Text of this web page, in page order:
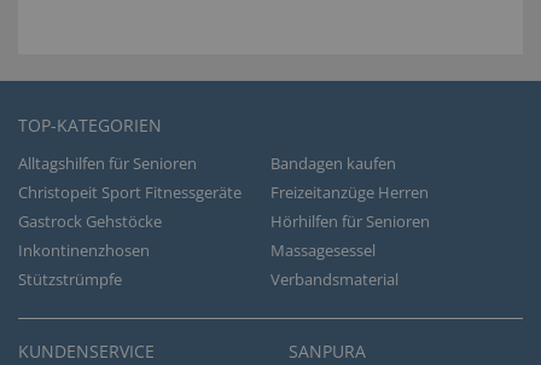
TOP-KATEGORIEN
Alltagshilfen für Senioren
Bandagen kaufen
Christopeit Sport Fitnessgeräte
Freizeitanzüge Herren
Gastrock Gehstöcke
Hörhilfen für Senioren
Inkontinenzhosen
Massagesessel
Stützstrümpfe
Verbandsmaterial
KUNDENSERVICE SANPURA